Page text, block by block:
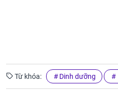
Từ khóa: Dinh dưỡng